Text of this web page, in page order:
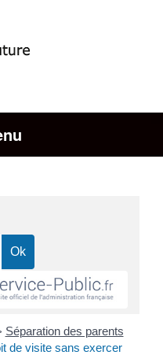
Séparation des parents
de visite sans exercer